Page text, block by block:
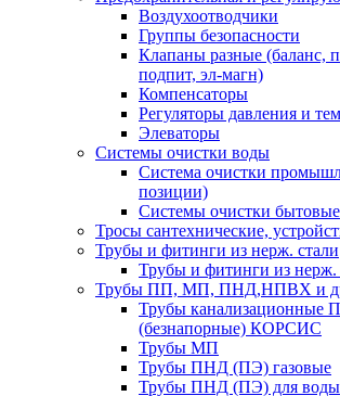
Воздухоотводчики
Группы безопасности
Клапаны разные (баланс,
подпит, эл-магн)
Компенсаторы
Регуляторы давления и
Элеваторы
Системы очистки воды
Система очистки
позиции)
Системы очистки бытовые
Тросы сантехнические,
Трубы и фитинги из нерж. стали
Трубы и фитинги из нерж.
Трубы ПП, МП, ПНД,НПВХ и
Трубы канализационные
(безнапорные) КОРСИС
Трубы МП
Трубы ПНД (ПЭ) газовые
Трубы ПНД (ПЭ) для воды